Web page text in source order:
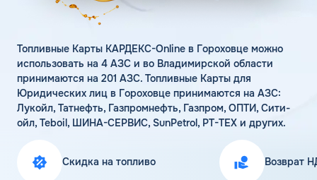
Топливные Карты КАРДЕКС-Online в Гороховце можно
использовать на 4 АЗС и во Владимирской области
принимаются на 201 АЗС. Топливные Карты для
Юридических лиц в Гороховце принимаются на АЗС:
Лукойл, Татнефть, Газпромнефть, Газпром, ОПТИ, Сити-
ойл, Teboil, ШИНА-СЕРВИС, SunPetrol, РТ-ТЕХ и других.
Скидка на топливо Возврат